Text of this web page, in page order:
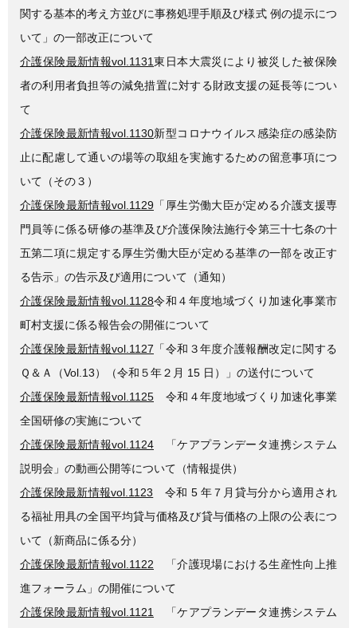
関する基本的考え方並びに事務処理手順及び様式 例の提示につ
いて」の一部改正について
介護保険最新情報vol.1131東日本大震災により被災した被保険
者の利用者負担等の減免措置に対する財政支援の延長等につい
て
介護保険最新情報vol.1130新型コロナウイルス感染症の感染防
止に配慮して通いの場等の取組を実施するための留意事項につ
いて（その３）
介護保険最新情報vol.1129 「厚生労働大臣が定める介護支援専
門員等に係る研修の基準及び介護保険法施行令第三十七条の十
五第二項に規定する厚生労働大臣が定める基準の一部を改正す
る告示」の告示及び適用について（通知）
介護保険最新情報vol.1128令和４年度地域づくり加速化事業市
町村支援に係る報告会の開催について
介護保険最新情報vol.1127 「令和３年度介護報酬改定に関する
Ｑ＆Ａ（Vol.13）（令和５年２月 15 日）」の送付について
介護保険最新情報vol.1125 令和４年度地域づくり加速化事業
全国研修の実施について
介護保険最新情報vol.1124 「ケアプランデータ連携システム
説明会」の動画公開等について（情報提供）
介護保険最新情報vol.1123 令和 5 年７月貸与分から適用され
る福祉用具の全国平均貸与価格及び貸与価格の上限の公表につ
いて（新商品に係る分）
介護保険最新情報vol.1122 「介護現場における生産性向上推
進フォーラム」の開催について
介護保険最新情報vol.1121
「ケアプランデータ連携システム